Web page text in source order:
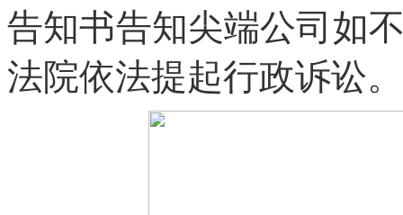
告知书告知尖端公司如
法院依法提起行政诉讼。